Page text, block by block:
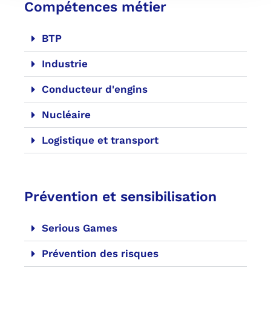
Compétences métier
BTP
Industrie
Conducteur d'engins
Nucléaire
Logistique et transport
Prévention et sensibilisation
Serious Games
Prévention des risques